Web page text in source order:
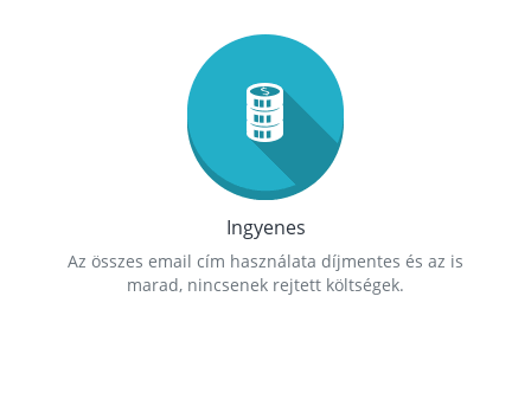
Ingyenes
Az összes email cím használata díjmentes és az is
marad, nincsenek rejtett költségek.